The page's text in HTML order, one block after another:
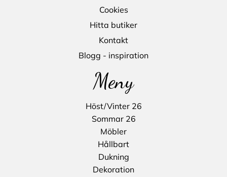
Cookies
Hitta butiker
Kontakt
Blogg - inspiration
Meny
Höst/Vinter 26
Sommar 26
Möbler
Hållbart
Dukning
Dekoration